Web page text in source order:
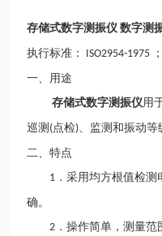
存储式数字测振仪 数字测
执行标准：
ISO2954-1975
一、用途
存储式数字测振仪 用
巡测 ( 点检) 、监测和振动等
二、特点
1 ．采用均方根值检
确。
2 ．操作简单，测量范